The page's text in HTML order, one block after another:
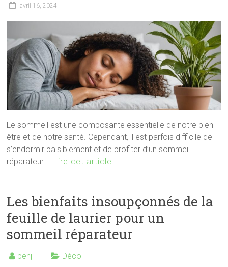
avril 16, 2024
Le sommeil est une composante essentielle de notre bien-
être et de notre santé. Cependant, il est parfois difficile de
s’endormir paisiblement et de profiter d’un sommeil
réparateur.... Lire cet article
Les bienfaits insoupçonnés de la
feuille de laurier pour un
sommeil réparateur
benji Déco